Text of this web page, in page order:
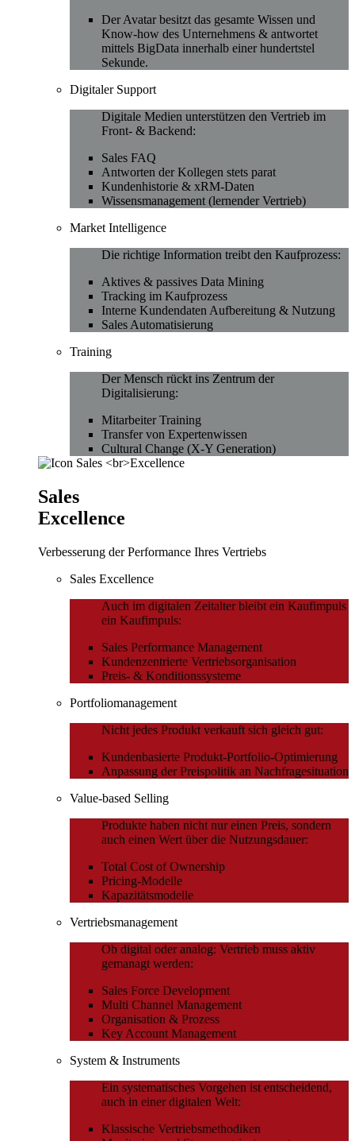
Der Avatar besitzt das gesamte Wissen und
Know-how des Unternehmens & antwortet
mittels BigData innerhalb einer hundertstel
Sekunde.
Digitaler Support
Digitale Medien unterstützen den Vertrieb im
Front- & Backend:
Sales FAQ
Antworten der Kollegen stets parat
Kundenhistorie & xRM-Daten
Wissensmanagement (lernender Vertrieb)
Market Intelligence
Die richtige Information treibt den Kaufprozess:
Aktives & passives Data Mining
Tracking im Kaufprozess
Interne Kundendaten Aufbereitung & Nutzung
Sales Automatisierung
Training
Der Mensch rückt ins Zentrum der
Digitalisierung:
Mitarbeiter Training
Transfer von Expertenwissen
Cultural Change (X-Y Generation)
Sales
Excellence
Verbesserung der Performance Ihres Vertriebs
Sales Excellence
Auch im digitalen Zeitalter bleibt ein Kaufimpuls
ein Kaufimpuls:
Sales Performance Management
Kundenzentrierte Vertriebsorganisation
Preis- & Konditionssysteme
Portfoliomanagement
Nicht jedes Produkt verkauft sich gleich gut:
Kundenbasierte Produkt-Portfolio-Optimierung
Anpassung der Preispolitik an Nachfragesituation
Value-based Selling
Produkte haben nicht nur einen Preis, sondern
auch einen Wert über die Nutzungsdauer:
Total Cost of Ownership
Pricing-Modelle
Kapazitätsmodelle
Vertriebsmanagement
Ob digital oder analog: Vertrieb muss aktiv
gemanagt werden:
Sales Force Development
Multi Channel Management
Organisation & Prozess
Key Account Management
System & Instruments
Ein systematisches Vorgehen ist entscheidend,
auch in einer digitalen Welt:
Klassische Vertriebsmethodiken